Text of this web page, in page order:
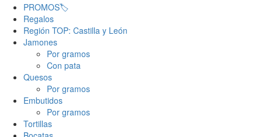
PROMOS🏷️
Regalos
Región TOP: Castilla y León
Jamones
Por gramos
Con pata
Quesos
Por gramos
Embutidos
Por gramos
Tortillas